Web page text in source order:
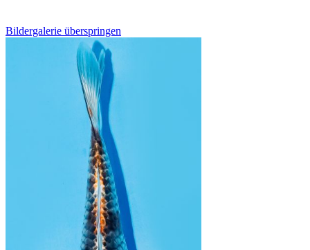
Bildergalerie überspringen